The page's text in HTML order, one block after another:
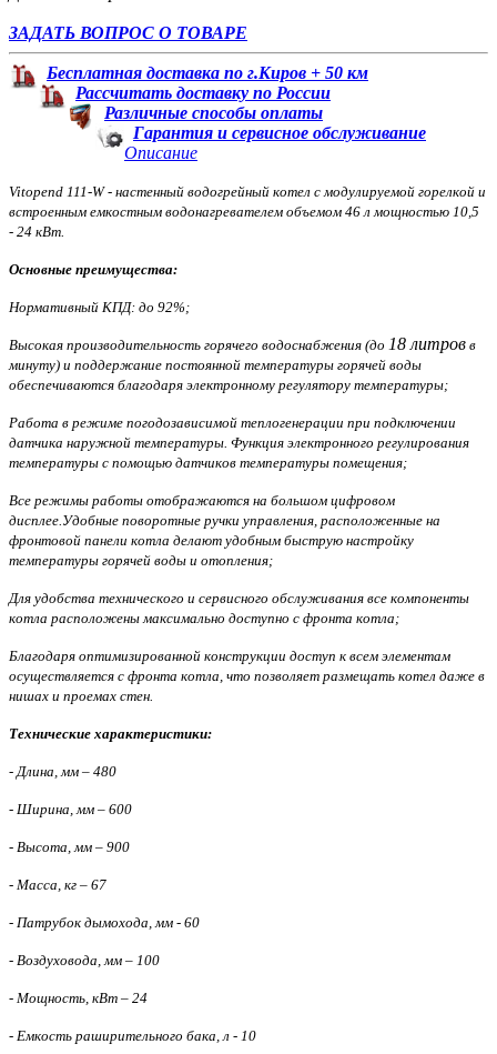
ЗАДАТЬ ВОПРОС О ТОВАРЕ
Бесплатная доставка по г.Киров + 50 км
Рассчитать доставку по России
Различные способы оплаты
Гарантия и сервисное обслуживание
Описание
Vitopend 111-W - настенный водогрейный котел с модулируемой горелкой и
встроенным емкостным водонагревателем объемом 46 л мощностью 10,5
- 24 кВт.
Основные преимущества:
Нормативный КПД: до 92%;
Высокая производительность горячего водоснабжения (до 18 литров в
минуту) и поддержание постоянной температуры горячей воды
обеспечиваются благодаря электронному регулятору температуры;
Работа в режиме погодозависимой теплогенерации при подключении
датчика наружной температуры. Функция электронного регулирования
температуры с помощью датчиков температуры помещения;
Все режимы работы отображаются на большом цифровом
дисплее.Удобные поворотные ручки управления, расположенные на
фронтовой панели котла делают удобным быструю настройку
температуры горячей воды и отопления;
Для удобства технического и сервисного обслуживания все компоненты
котла расположены максимально доступно с фронта котла;
Благодаря оптимизированной конструкции доступ к всем элементам
осуществляется с фронта котла, что позволяет размещать котел даже в
нишах и проемах стен.
Технические характеристики:
- Длина, мм – 480
- Ширина, мм – 600
- Высота, мм – 900
- Масса, кг – 67
- Патрубок дымохода, мм - 60
- Воздуховода, мм – 100
- Мощность, кВт – 24
- Емкость раширительного бака, л - 10